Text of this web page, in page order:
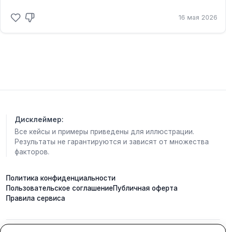
на верхнем фото,
наверно пришёл на ГТО со справкой
освобождающей от физнагрузок.
16 мая 2026
Дисклеймер:
Все кейсы и примеры приведены для иллюстрации.
Результаты не гарантируются и зависят от множества
факторов.
Политика конфиденциальности
Пользовательское соглашениеПубличная оферта
Правила сервиса